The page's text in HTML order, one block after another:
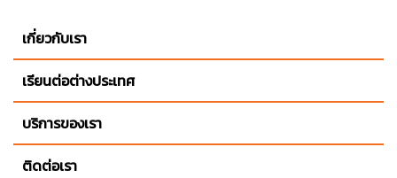
เกี่ยวกับเรา
เรียนต่อต่างประเทศ
บริการของเรา
ติดต่อเรา